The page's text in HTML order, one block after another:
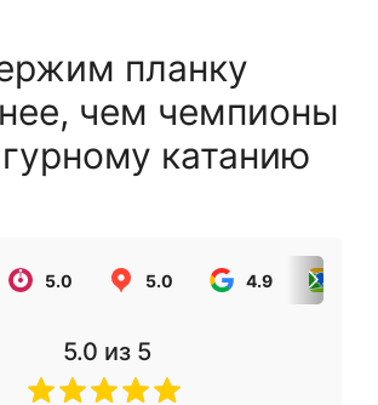
планку
чем чемпионы
катанию
5.0 5.0 4.9
5.0 из 5